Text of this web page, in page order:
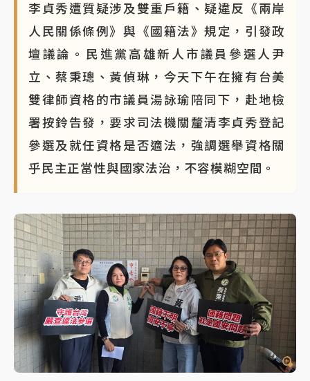
李貞秀遭質疑涉及雙重戶籍、疑違反《兩岸
人民關係條例》與《國籍法》規定，引發政
壇議論。民進黨高雄新人市議員參選人尹
立、蔡秉璁、黃偵琳，今天下午在擁有台美
雙律師資格的市議員湯詠瑜陪同下，赴地檢
署按鈴告發，要求司法機關釐清李貞秀登記
參選及就任資格是否適法，強調選舉資格關
乎民主正當性與國家法治，不容模糊空間。